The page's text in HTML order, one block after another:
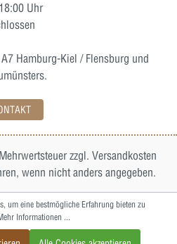
Uhr
Hamburg-Kiel / Flensburg und
zzgl. Versandkosten
wenn nicht anders angegeben.
um eine bestmögliche Erfahrung bieten zu
Informationen ...